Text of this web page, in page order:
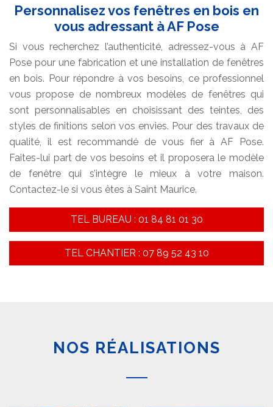
Personnalisez vos fenêtres en bois en
vous adressant à AF Pose
Si vous recherchez l’authenticité, adressez-vous à AF
Pose pour une fabrication et une installation de fenêtres
en bois. Pour répondre à vos besoins, ce professionnel
vous propose de nombreux modèles de fenêtres qui
sont personnalisables en choisissant des teintes, des
styles de finitions selon vos envies. Pour des travaux de
qualité, il est recommandé de vous fier à AF Pose.
Faites-lui part de vos besoins et il proposera le modèle
de fenêtre qui s’intègre le mieux à votre maison.
Contactez-le si vous êtes à Saint Maurice.
TEL BUREAU : 01 84 81 01 30
TEL CHANTIER : 07 89 52 43 10
NOS RÉALISATIONS